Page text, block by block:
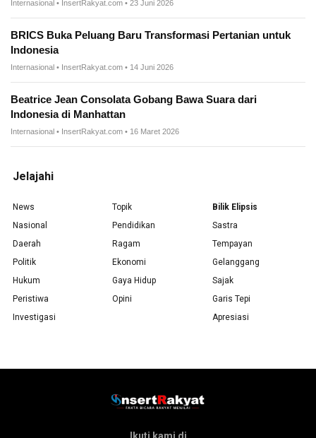
Internasional • InsertRakyat.com • 23 Juni 2026
BRICS Buka Peluang Baru Transformasi Pertanian untuk
Indonesia
Internasional • InsertRakyat.com • 14 Juni 2026
Beatrice Jean Consolata Gobang Bawa Suara dari
Indonesia di Manhattan
Internasional • InsertRakyat.com • 16 Maret 2026
Jelajahi
News
Nasional
Daerah
Politik
Hukum
Peristiwa
Investigasi
Topik
Pendidikan
Ragam
Ekonomi
Gaya Hidup
Opini
Bilik Elipsis
Sastra
Tempayan
Gelanggang
Sajak
Garis Tepi
Apresiasi